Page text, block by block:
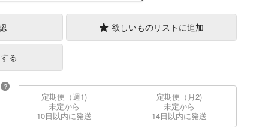
欲しいものリストに追加
る
?
定期便（週1)
未定から
10日以内に発送
定期便（月2)
未定から
14日以内に発送